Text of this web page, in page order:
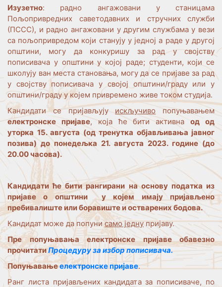
Изузетно: радно ангажовани у станицама
Пољопривредних саветодавних и стручних служби
(ПССС), и радно ангажовани у другим службама у вези
са пољопривредом који станују у једној а раде у другој
општини, могу да конкуришу за рад у својству
пописивача у општини у којој раде; студенти, који се
школују ван места становања, могу да се пријаве за рад
у својству пописивача у својој општини/граду или у
општини/граду у којем привремено живе током студија.
Кандидати се пријављују искључиво попуњавањем
електронске пријаве, која ће бити активнаод од
уторка 15. августа (од тренутка објављивања јавног
позива) до понедељка 21. августа 2023. године (до
20.00 часова).
Кандидати ће бити рангирани на основу податка из
пријаве о општини у којем имају пријављено
пребивалиште или боравиште и остварених бодова.
Кандидат може да попуни само једнупријаву.
Пре попуњавања електронске пријаве обавезно
прочитатиПроцедуру за избор пописивача.
Попуњавањеелектронске пријаве.
Ранг листа пријављених кандидата за пописиваче, по